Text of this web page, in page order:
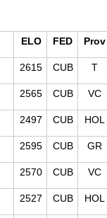
ELO FED Prov
2615 CUB T
2565 CUB VC
2497 CUB HOL
2595 CUB GR
2570 CUB VC
2527 CUB HOL